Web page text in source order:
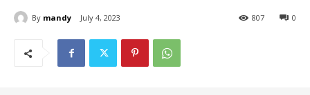
By mandy July 4, 2023 0
807